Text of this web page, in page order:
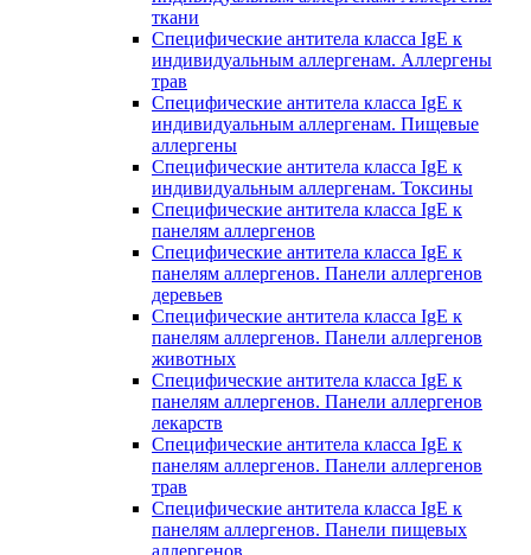
ткани
Специфические антитела класса IgE к
индивидуальным аллергенам. Аллергены
трав
Специфические антитела класса IgE к
индивидуальным аллергенам. Пищевые
аллергены
Специфические антитела класса IgE к
индивидуальным аллергенам. Токсины
Специфические антитела класса IgE к
панелям аллергенов
Специфические антитела класса IgE к
панелям аллергенов. Панели аллергенов
деревьев
Специфические антитела класса IgE к
панелям аллергенов. Панели аллергенов
животных
Специфические антитела класса IgE к
панелям аллергенов. Панели аллергенов
лекарств
Специфические антитела класса IgE к
панелям аллергенов. Панели аллергенов
трав
Специфические антитела класса IgE к
панелям аллергенов. Панели пищевых
аллергенов